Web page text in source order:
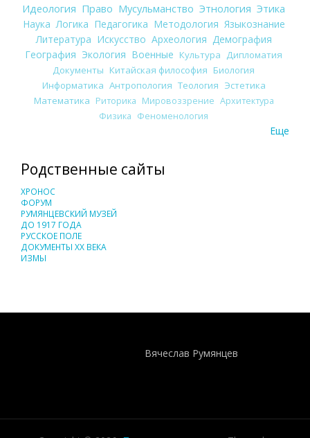
Идеология Право Мусульманство Этнология Этика
Наука Логика Педагогика Методология Языкознание
Литература Искусство Археология Демография
География Экология Военные Культура
Дипломатия
Документы Китайская философия Биология
Информатика Антропология Теология Эстетика
Математика Риторика Мировоззрение Архитектура
Физика Феноменология
Еще
Родственные сайты
ХРОНОС
ФОРУМ
РУМЯНЦЕВСКИЙ МУЗЕЙ
ДО 1917 ГОДА
РУССКОЕ ПОЛЕ
ДОКУМЕНТЫ XX ВЕКА
ИЗМЫ
Вячеслав Румянцев